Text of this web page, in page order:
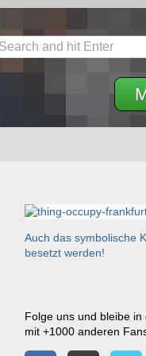
Auch das symbolische
besetzt werden!
Folge uns und bleibe
mit +1000 anderen